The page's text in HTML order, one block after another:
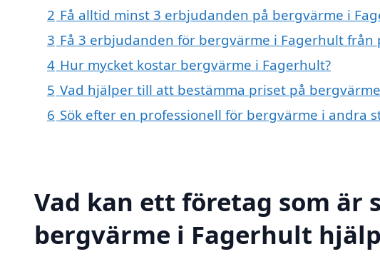
2 Få alltid minst 3 erbjudanden på bergvärme i
3 Få 3 erbjudanden för bergvärme i Fagerhult från
4 Hur mycket kostar bergvärme i Fagerhult?
5 Vad hjälper till att bestämma priset på
6 Sök efter en professionell för bergvärme i andra
Vad kan ett företag som är
bergvärme i Fagerhult